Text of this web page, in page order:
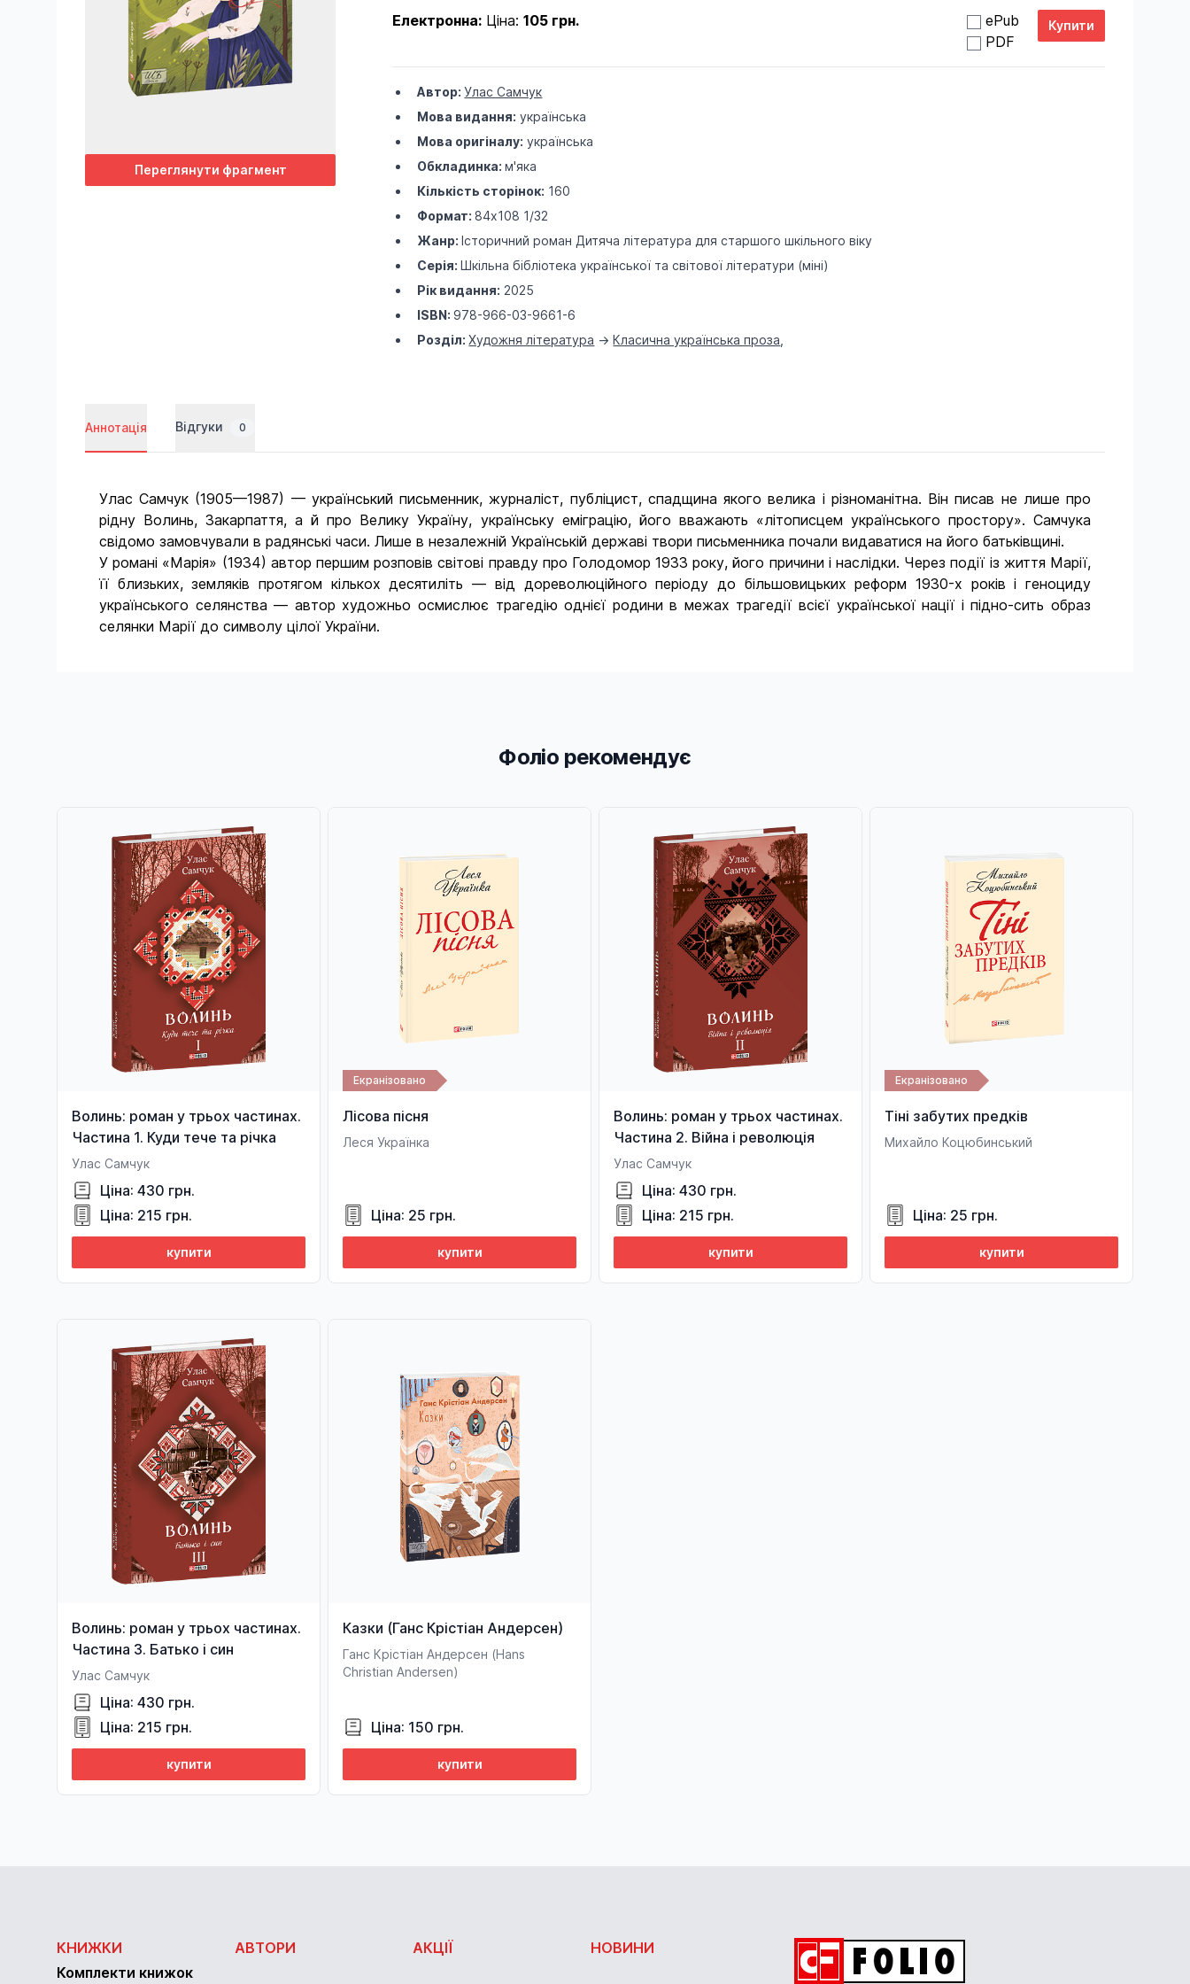
Переглянути фрагмент
Електронна: Ціна:105 грн.
ePub
PDF
Автор:Улас Самчук
Мова видання: українська
Мова оригіналу: українська
Обкладинка:м'яка
Кількість сторінок: 160
Формат:84х108 1/32
Жанр:Історичний роман Дитяча література для старшого шкільного віку
Серія:Шкільна бібліотека української та світової літератури (міні)
Рік видання: 2025
ISBN:978-966-03-9661-6
Розділ:Художня література ->Класична українська проза
Аннотація Відгуки 0
Улас Самчук (1905—1987) — український письменник, журналіст, публіцист, спадщина якого велика і різноманітна. Він писав не лише про
рідну Волинь, Закарпаття, а й про Велику Україну, українську еміграцію, його вважають «літописцем українського простору». Самчука
свідомо замовчували в радянські часи. Лише в незалежній Українській державі твори письменника почали видаватися на його батьківщині.
У романі «Марія» (1934) автор першим розповів світові правду про Голодомор 1933 року, його причини і наслідки. Через події із життя Марії,
її близьких, земляків протягом кількох десятиліть — від дореволюційного періоду до більшовицьких реформ 1930-х років і геноциду
українського селянства — автор художньо осмислює трагедію однієї родини в межах трагедії всієї української нації і підно-сить образ
селянки Марії до символу цілої України.
Фоліо рекомендує
Волинь: роман у трьох частинах.
Частина 1. Куди тече та річка
Улас Самчук
Ціна: 430 грн.
Ціна: 215 грн.
купити
Екранізовано
Лісова пісня
Леся Українка
Ціна: 25 грн.
купити
Волинь: роман у трьох частинах.
Частина 2. Війна і революція
Улас Самчук
Ціна: 430 грн.
Ціна: 215 грн.
купити
Екранізовано
Тіні забутих предків
Михайло Коцюбинський
Ціна: 25 грн.
купити
Волинь: роман у трьох частинах.
Частина 3. Батько і син
Улас Самчук
Ціна: 430 грн.
Ціна: 215 грн.
купити
Казки (Ганс Крістіан Андерсен)
Ганс Крістіан Андерсен (Hans
Christian Andersen)
Ціна: 150 грн.
купити
КНИЖКИ
Комплекти книжок
АВТОРИ АКЦІЇ НОВИНИ